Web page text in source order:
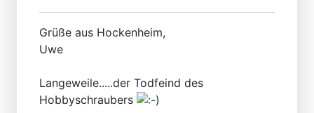
Grüße aus Hockenheim,
Uwe
Langeweile.....der Todfeind des
Hobbyschraubers